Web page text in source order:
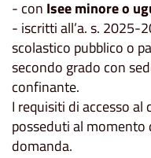
- con Isee minore o
- iscritti all’a. s. 2025-
scolastico pubblico o
secondo grado con
confinante.
I requisiti di accesso
posseduti al momento
domanda.